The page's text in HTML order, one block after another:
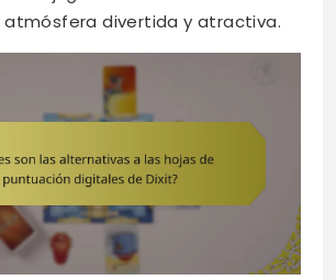
divertida y atractiva.